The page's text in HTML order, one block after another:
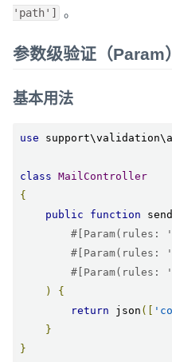
'path']
。
参数级验证（Param）
基本用法
use
class MailController
{
public
function send
#[Param(rules:
)
{
return json ([
}
}